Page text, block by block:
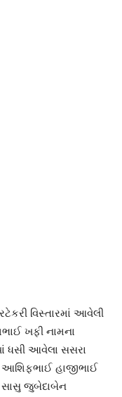
વિસ્તારમાં આવેલી
ખફી નામના
ધસી આવેલા સસરા
હાજીભાઈ
સાસુ જુબેદાબેન